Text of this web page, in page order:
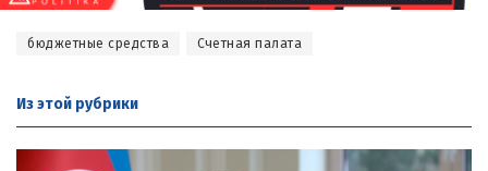
бюджетные средства Счетная палата
Из этой рубрики